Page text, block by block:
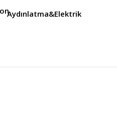
Aydınlatma&Elektrik